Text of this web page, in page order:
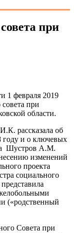
при
1 февраля 2019
при
области.
рассказала об
году и о ключевых
Шустров А.М.
изменений
проекта
социального
(«родственный
Совета при